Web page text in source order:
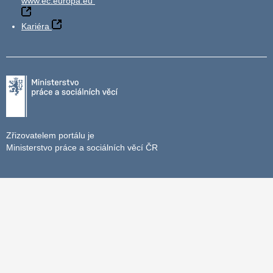
Kariéra
Zřizovatelem portálu je
Ministerstvo práce a sociálních věcí ČR